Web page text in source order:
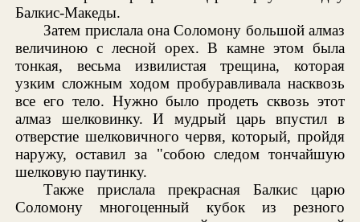
Балкис-Македы.
Затем прислала она Соломону большой алмаз
величиною с лесной орех. В камне этом была
тонкая, весьма извилистая трещина, которая
узким сложным ходом пробуравливала насквозь
все его тело. Нужно было продеть сквозь этот
алмаз шелковинку. И мудрый царь впустил в
отверстие шелковичного червя, который, пройдя
наружу, оставил за "собою следом тончайшую
шелковую паутинку.
Также прислала прекрасная Балкис царю
Соломону многоценный кубок из резного